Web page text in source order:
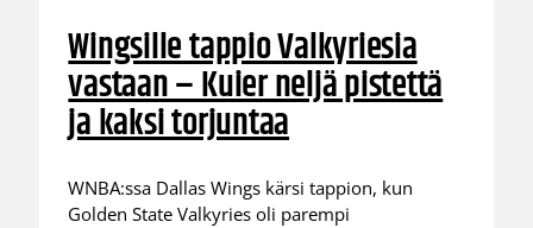
Wingsille tappio Valkyriesia
vastaan – Kuier neljä pistettä
ja kaksi torjuntaa
WNBA:ssa Dallas Wings kärsi tappion, kun
Golden State Valkyries oli parempi